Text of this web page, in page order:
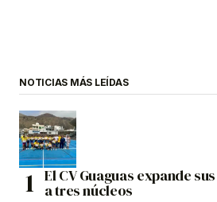
NOTICIAS MÁS LEÍDAS
El CV Guaguas expande
a tres núcleos